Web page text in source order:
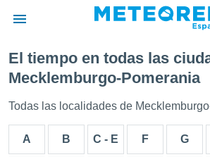
de
por
para
que se
El tiempo en todas las
Mecklemburgo-Pomerania
Todas las localidades de
A B C - E F G